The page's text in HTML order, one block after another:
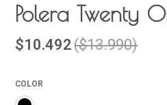
Polera Twenty
$10.492($13.990)
COLOR